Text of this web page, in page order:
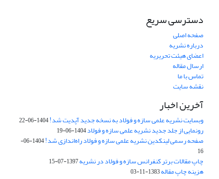
دسترسی سریع
صفحه اصلی
درباره نشریه
اعضای هیئت تحریریه
ارسال مقاله
تماس با ما
نقشه سایت
آخرین اخبار
وبسایت نشریه علمی سازه و فولاد به نسخه جدید آپدیت شد!1404-06-22
رونمایی از جلد جدید نشریه علمی سازه و فولاد1404-06-19
صفحه رسمی لینکدین نشریه علمی سازه و فولاد راه‌اندازی شد!
1404-06-
16
چاپ مقالات برتر کنفرانس سازه و فولاد در نشریه1397-07-15
هزینه چاپ مقاله1383-11-03